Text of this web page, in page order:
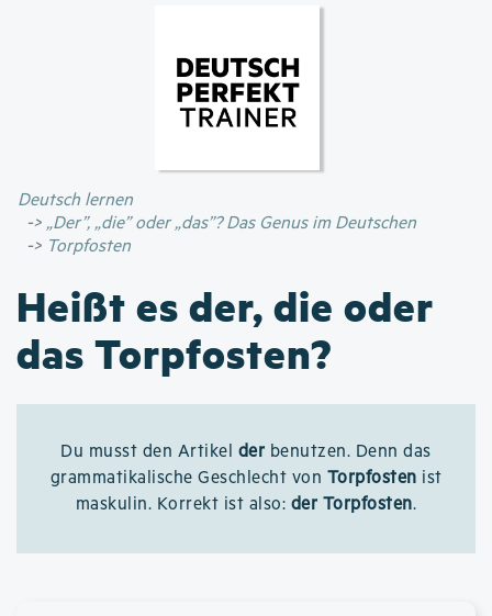
Inhalt
Deutsch lernen
„Der”, „die” oder „das”? Das Genus im Deutschen
Torpfosten
Heißt es der, die oder
das Torpfosten?
Du musst den Artikel der benutzen. Denn das
grammatikalische Geschlecht von Torpfosten ist
maskulin. Korrekt ist also: der Torpfosten.